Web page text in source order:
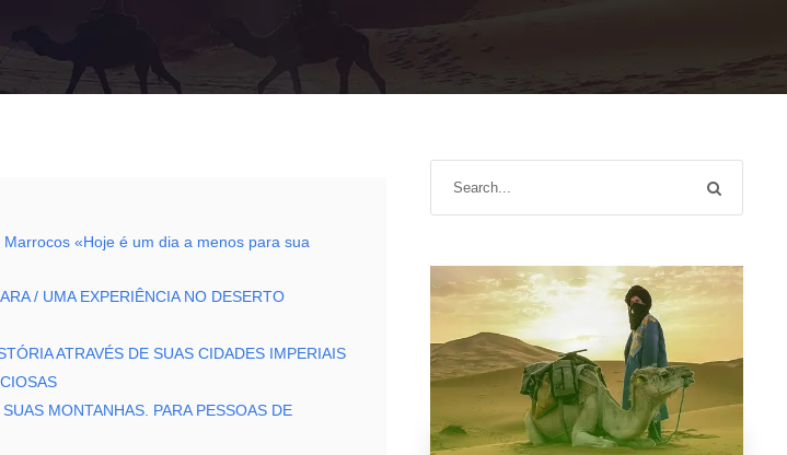
«Hoje é um dia a menos para sua
/ UMA EXPERIÊNCIA NO DESERTO
ATRAVÉS DE SUAS CIDADES IMPERIAIS
MONTANHAS. PARA PESSOAS DE